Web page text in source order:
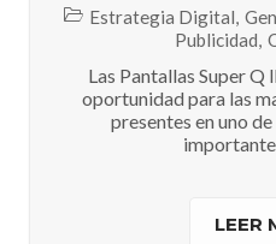
Estrategia Digital,
Publicidad,
Las Pantallas Super Q
oportunidad para las
presentes en uno
LEER